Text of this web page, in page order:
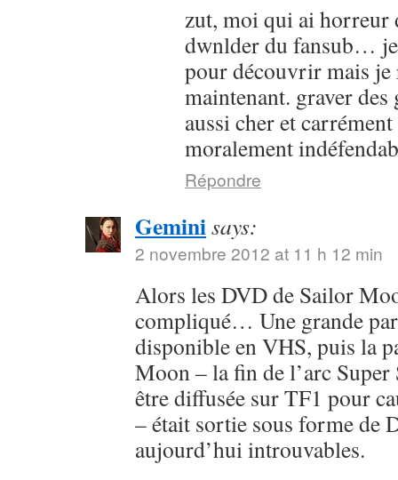
zut, moi qui ai horreur
dwnlder du fansub…
pour découvrir mais je
maintenant. graver des
aussi cher et
moralement
Répondre
Geminisays:
2 novembre 2012 at 11 h 12 min
Alors les DVD de Sailor
compliqué… Une grande
disponible en VHS, puis la
Moon – la fin de l’arc Super
être diffusée sur TF1 pour
– était sortie sous forme de
aujourd’hui introuvables.